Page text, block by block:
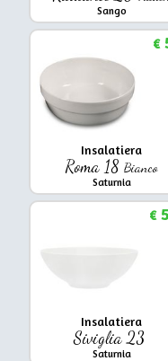
Sango
Insalatiera
Roma 18Bianco
Saturnia
€
Insalatiera
Siviglia 23
Saturnia
€